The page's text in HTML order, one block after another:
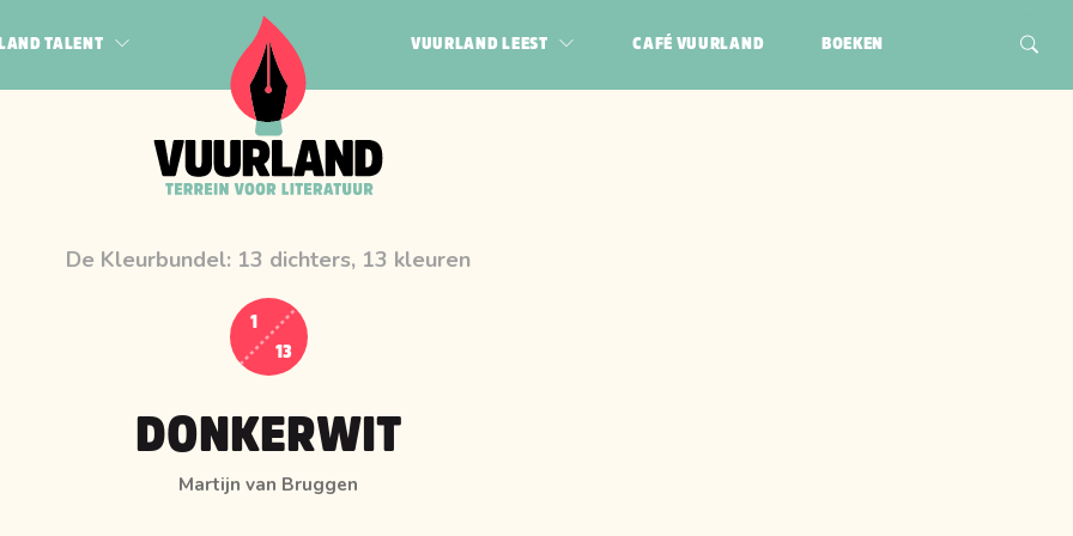
TALENT VUURLAND LEEST
POËZIE
CAFÉ VUURLAND BOEKEN
De Kleurbundel: 13 dichters, 13 kleuren
1
13
DONKERWIT
Martijn van Bruggen